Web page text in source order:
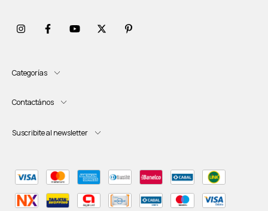
Categorías
Contactános
Suscribite al newsletter